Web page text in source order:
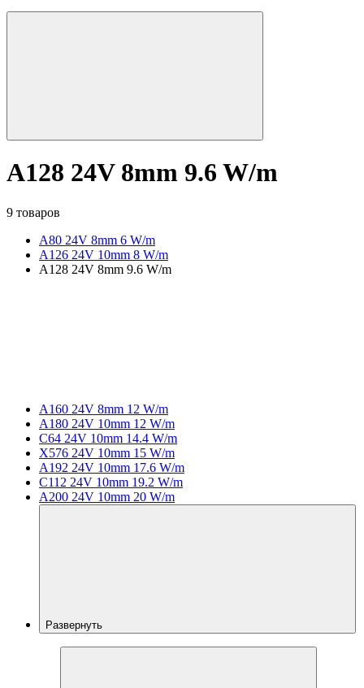
A128 24V 8mm 9.6 W/m
9 товаров
A80 24V 8mm 6 W/m
A126 24V 10mm 8 W/m
A128 24V 8mm 9.6 W/m
A160 24V 8mm 12 W/m
A180 24V 10mm 12 W/m
C64 24V 10mm 14.4 W/m
X576 24V 10mm 15 W/m
A192 24V 10mm 17.6 W/m
C112 24V 10mm 19.2 W/m
A200 24V 10mm 20 W/m
Развернуть